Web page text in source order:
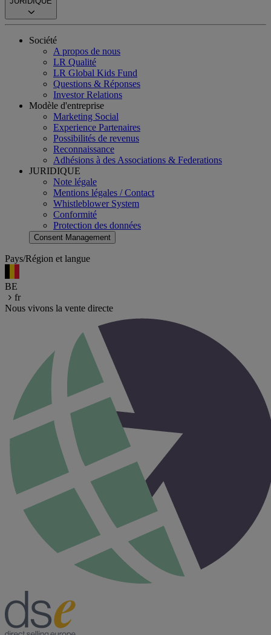
Société
A propos de nous
LR Qualité
LR Global Kids Fund
Questions & Réponses
Investor Relations
Modèle d'entreprise
Marketing Social
Experience Partenaires
Possibilités de revenus
Reconnaissance
Adhésions à des Associations & Federations
JURIDIQUE
Note légale
Mentions légales / Contact
Whistleblower System
Conformité
Protection des données
Consent Management
Pays/Région et langue
BE
fr
Nous vivons la vente directe